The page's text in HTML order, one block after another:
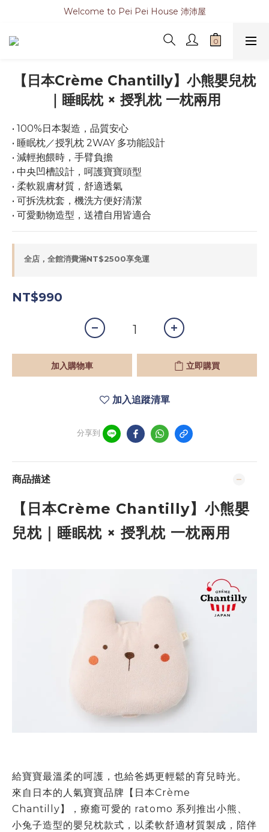
Welcome to Pei Pei House 沛沛屋
【日本Crème Chantilly】小熊嬰兒枕
｜睡眠枕 × 授乳枕 一枕兩用
• 100%日本製造，品質安心
• 睡眠枕／授乳枕 2WAY 多功能設計
• 減輕抱餵時，手臂負擔
• 中央凹槽設計，呵護寶寶頭型
• 柔軟親膚材質，舒適透氣
• 可拆洗枕套，機洗方便好清潔
• 可愛動物造型，送禮自用皆適合
全店，全館消費滿NT$2500享免運
NT$990
加入購物車 立即購買
加入追蹤清單
分享到
商品描述
【日本Crème Chantilly】小熊嬰
兒枕｜睡眠枕 × 授乳枕 一枕兩用
給寶寶最溫柔的呵護，也給爸媽更輕鬆的育兒時光。
來自日本的人氣寶寶品牌【日本Crème
Chantilly 】，療癒可愛的 ratomo 系列推出小熊、
小兔子造型的嬰兒枕款式，以柔軟舒適材質製成，陪伴